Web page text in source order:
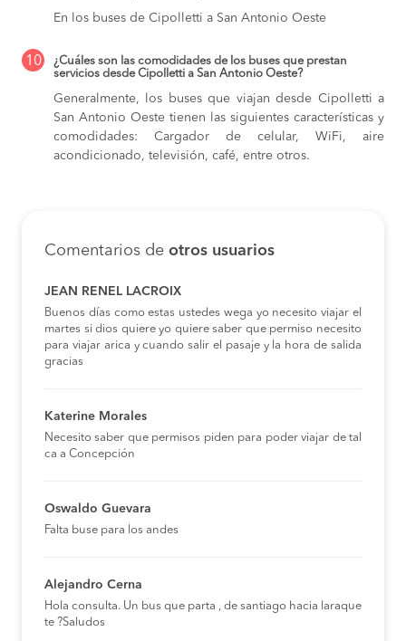
En los buses de Cipolletti a San Antonio Oeste
10
¿Cuáles son las comodidades de los buses que prestan
servicios desde Cipolletti a San Antonio Oeste?
Generalmente, los buses que viajan desde Cipolletti a
San Antonio Oeste tienen las siguientes características y
comodidades: Cargador de celular, WiFi, aire
acondicionado, televisión, café, entre otros.
Comentarios de otros usuarios
JEAN RENEL LACROIX
Buenos días como estas ustedes wega yo necesito viajar el
martes si dios quiere yo quiere saber que permiso necesito
para viajar arica y cuando salir el pasaje y la hora de salida
gracias
Katerine Morales
Necesito saber que permisos piden para poder viajar de tal
ca a Concepción
Oswaldo Guevara
Falta buse para los andes
Alejandro Cerna
Hola consulta. Un bus que parta , de santiago hacia laraque
te ?Saludos